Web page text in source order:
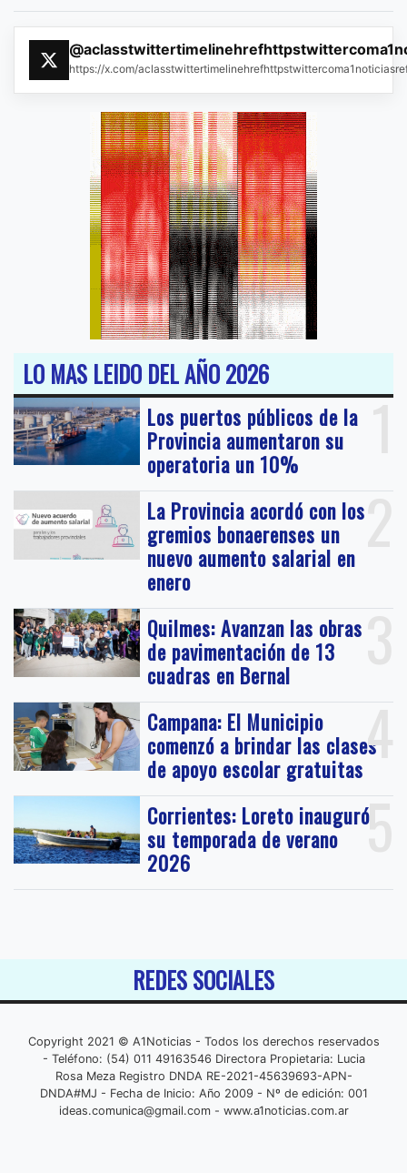
https://x.com/
LO MAS LEIDO DEL AÑO 2026
1
Los puertos públicos de la
Provincia aumentaron su
operatoria un 10%
2
La Provincia acordó con los
gremios bonaerenses un
nuevo aumento salarial en
enero
3
Quilmes: Avanzan las obras
de pavimentación de 13
cuadras en Bernal
4
Campana: El Municipio
comenzó a brindar las clases
de apoyo escolar gratuitas
5
Corrientes: Loreto inauguró
su temporada de verano
2026
REDES SOCIALES
Copyright 2021 © A1Noticias - Todos los derechos reservados
- Teléfono: (54) 011 49163546 Directora Propietaria: Lucia
Rosa Meza Registro DNDA RE-2021-45639693-APN-
DNDA#MJ - Fecha de Inicio: Año 2009 - Nº de edición: 001
ideas.comunica@gmail.com- www.a1noticias.com.ar